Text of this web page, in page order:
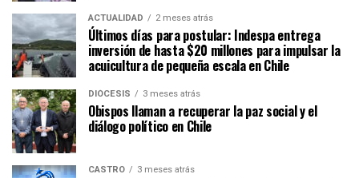
ACTUALIDAD 2 meses atrás
Últimos días para postular: Indespa entrega
inversión de hasta $20 millones para impulsar la
acuicultura de pequeña escala en Chile
DIÓCESIS 3 meses atrás
Obispos llaman a recuperar la paz social y el
diálogo político en Chile
CASTRO 3 meses atrás